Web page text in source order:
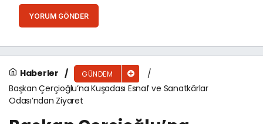
YORUM GÖNDER
Haberler GÜNDEM
Başkan Çerçioğlu’na Kuşadası Esnaf ve Sanatkârlar
Odası’ndan Ziyaret